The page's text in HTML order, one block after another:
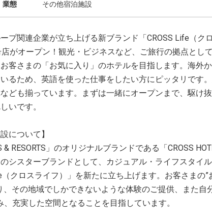
業態 その他宿泊施設
プ関連企業が立ち上げる新ブランド「CROSS Life（ク
がオープン！観光・ビジネスなど、ご旅行の拠点とし
客さまの「お気に入り」のホテルを目指します。海外
るため、英語を使った仕事をしたい方にピッタリです
ども揃っています。まずは一緒にオープンまで、駆け
いです。
について】
& RESORTS」のオリジナルブランドである「CROSS
シスターブランドとして、カジュアル・ライフスタイ
（クロスライフ）」を新たに立ち上げます。お客さまの”
、その地域でしかできないような体験のご提供、また自
、充実した空間となることを目指しています。